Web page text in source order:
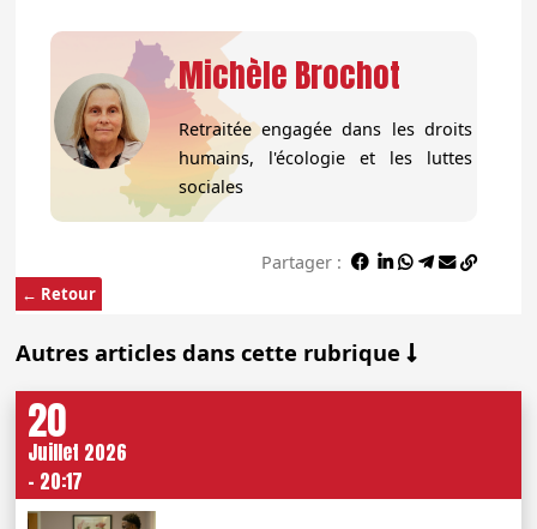
← Retour
Michèle Brochot
Retraitée engagée dans les droits
humains, l'écologie et les luttes
sociales
Partager :
Autres articles dans cette rubrique
20
Juillet 2026
- 20:17